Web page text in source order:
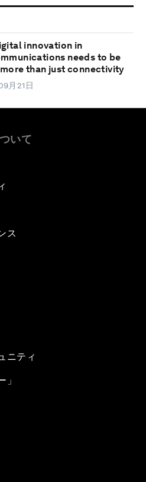
innovation in
needs to be
than just connectivity
月21日
いて
ス
ニティ
」